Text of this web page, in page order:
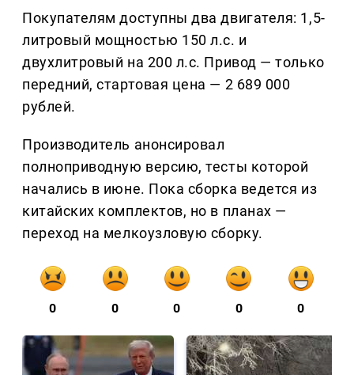
Покупателям доступны два двигателя: 1,5-
литровый мощностью 150 л.с. и
двухлитровый на 200 л.с. Привод — только
передний, стартовая цена — 2 689 000
рублей.
Производитель анонсировал
полноприводную версию, тесты которой
начались в июне. Пока сборка ведется из
китайских комплектов, но в планах —
переход на мелкоузловую сборку.
0 0 0 0 0